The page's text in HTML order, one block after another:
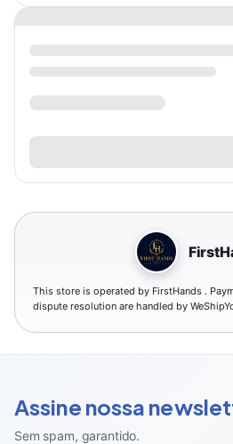
This store is operated by FirstHands .
dispute resolution are handled by
Assine nossa
Sem spam, garantido.